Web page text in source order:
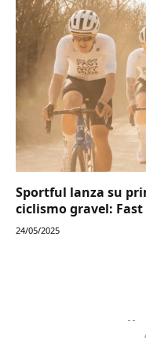
Sportful lanza su
ciclismo gravel:
24/05/2025